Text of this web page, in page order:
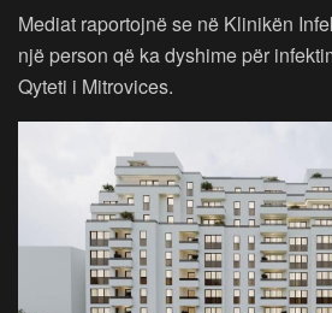
Mediat raportojnë se në Klinikën
një person që ka dyshime për
Qyteti i Mitrovices.